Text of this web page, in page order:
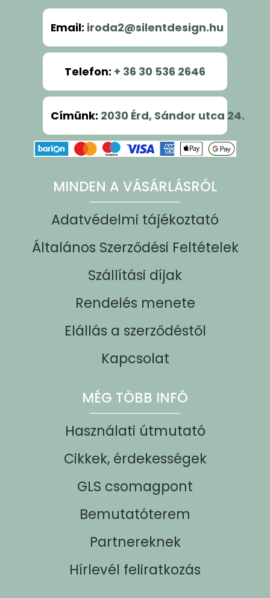
MINDEN A VÁSÁRLÁSRÓL
Adatvédelmi tájékoztató
Általános Szerződési Feltételek
Szállítási díjak
Rendelés menete
Elállás a szerződéstől
Kapcsolat
MÉG TÖBB INFÓ
Használati útmutató
Cikkek, érdekességek
GLS csomagpont
Bemutatóterem
Partnereknek
Hírlevél feliratkozás
Email: iroda2@silentdesign.hu
Telefon: + 36 30 536 2646
Címünk: 2030 Érd, Sándor utca 24.